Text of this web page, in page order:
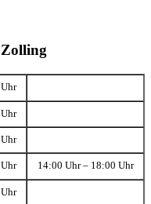
Zolling
14:00 Uhr – 18:00 Uhr